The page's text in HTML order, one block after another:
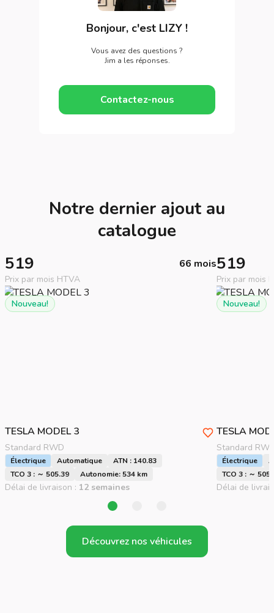
Bonjour, c'est LIZY !
Vous avez des questions ?
Jim a les réponses.
Contactez-nous
Notre dernier ajout au
catalogue
519 66 mois
Prix par mois HTVA
Nouveau!
TESLA MODEL 3
Standard RWD
Électrique Automatique
ATN : 140.83
TCO 3 : ～ 505.39
Autonomie: 534 km
Délai de livraison : 12 semaines
519
Prix par mois
Nouveau!
TESLA
Standard
Électrique
TCO 3 : ～
Délai de
Découvrez nos véhicules